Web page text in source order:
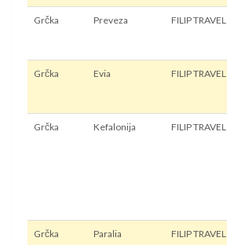
Grčka Preveza FILIP TRAVEL
Grčka Evia FILIP TRAVEL
Grčka Kefalonija FILIP TRAVEL
Grčka Paralia FILIP TRAVEL